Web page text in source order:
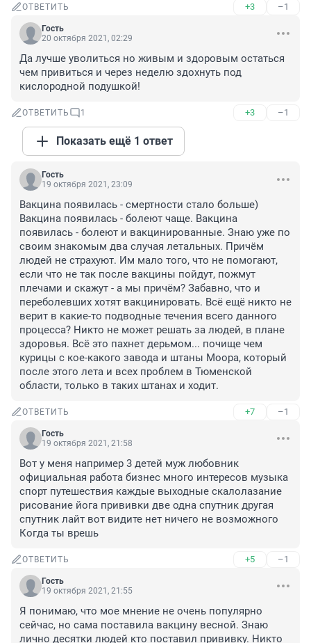
ОТВЕТИТЬ +3 –1
Гость
20 октября 2021, 02:29
Да лучше уволиться но живым и здоровым остаться
чем привиться и через неделю здохнуть под
кислородной подушкой!
ОТВЕТИТЬ 1 +3 –1
Показать ещё 1 ответ
Гость
19 октября 2021, 23:09
Вакцина появилась - смертности стало больше)
Вакцина появилась - болеют чаще. Вакцина
появилась - болеют и вакцинированные. Знаю уже по
своим знакомым два случая летальных. Причём
людей не страхуют. Им мало того, что не помогают,
если что не так после вакцины пойдут, пожмут
плечами и скажут - а мы причём? Забавно, что и
переболевших хотят вакцинировать. Всё ещё никто не
верит в какие-то подводные течения всего данного
процесса? Никто не может решать за людей, в плане
здоровья. Всё это пахнет дерьмом... почище чем
курицы с кое-какого завода и штаны Моора, который
после этого лета и всех проблем в Тюменской
области, только в таких штанах и ходит.
ОТВЕТИТЬ +7 –1
Гость
19 октября 2021, 21:58
Вот у меня например 3 детей муж любовник
официальная работа бизнес много интересов музыка
спорт путешествия каждые выходные скалолазание
рисование йога прививки две одна спутник другая
спутник лайт вот видите нет ничего не возможного
Когда ты врешь
ОТВЕТИТЬ +5 –1
Гость
19 октября 2021, 21:55
Я понимаю, что мое мнение не очень популярно
сейчас, но сама поставила вакцину весной. Знаю
лично десятки людей кто поставил прививку. Никто